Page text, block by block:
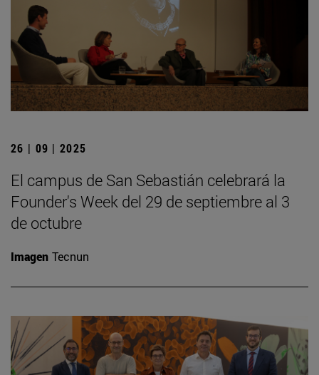
26 | 09 | 2025
El campus de San Sebastián celebrará la
Founder's Week del 29 de septiembre al 3
de octubre
Imagen Tecnun